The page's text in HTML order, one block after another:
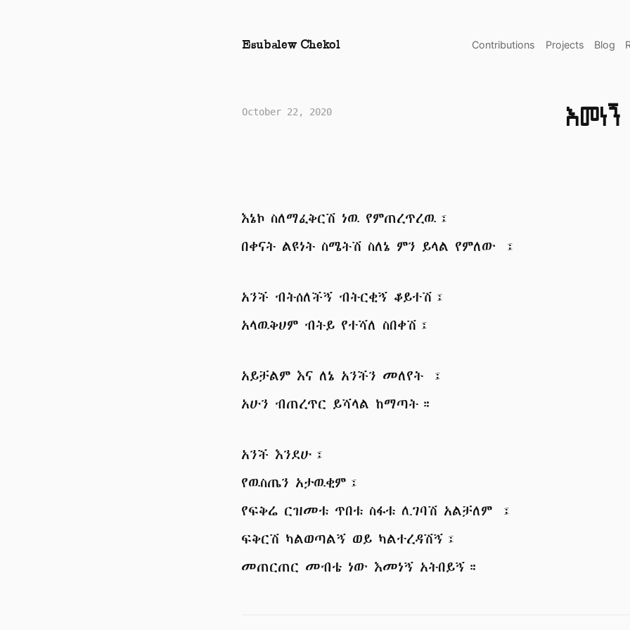
Esubalew Chekol Contributions Projects Blog
October 22, 2020
እኔኮ ስለማፈቅርሽ ነዉ የምጠረጥረዉ፤
በቀናት ልዩነት ስሜትሽ ስለኔ ምን ይላል የምለው ፤
አንች ብትሰለችኝ ብትርቂኝ ቆይተሽ፤
አላዉቅህም ብትይ የተሻለ ስበቀሽ፤
አይቻልም እና ለኔ አንችን መለየት ፤
አሁን ብጠረጥር ይሻላል ከማጣት።
አንች እንደሁ፤
የዉስጤን አታዉቂም፤
የፍቅሬ ርዝመቱ ጥበቱ ስፋቱ ሊገባሽ አልቻለም ፤
ፍቅርሽ ካልወጣልኝ ወይ ካልተረዳሽኝ፤
መጠርጠር መብቴ ነው እመነኝ አትበይኝ።